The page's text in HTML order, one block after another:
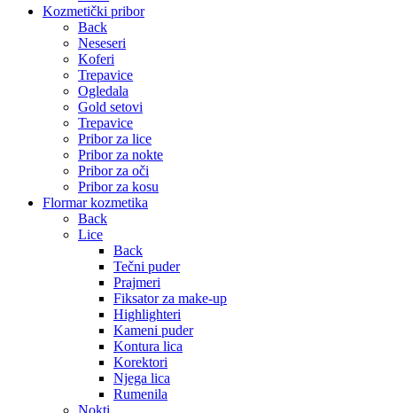
Kozmetički pribor
Back
Neseseri
Koferi
Trepavice
Ogledala
Gold setovi
Trepavice
Pribor za lice
Pribor za nokte
Pribor za oči
Pribor za kosu
Flormar kozmetika
Back
Lice
Back
Tečni puder
Prajmeri
Fiksator za make-up
Highlighteri
Kameni puder
Kontura lica
Korektori
Njega lica
Rumenila